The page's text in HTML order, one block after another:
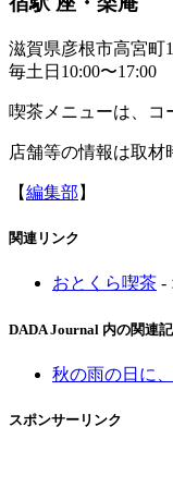
滋賀県彦根市高宮町
毎土日10:00〜17:00
喫茶メニューは、コ
店舗等の情報は取材
【編集部 】
関連リンク
おとくら喫茶 -
DADA Journal 内の関連
秋の雨の日に
スポンサーリンク